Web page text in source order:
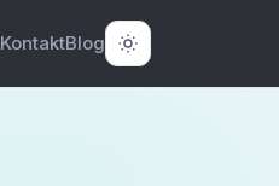
KontaktBlog